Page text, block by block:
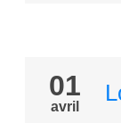
01
avril